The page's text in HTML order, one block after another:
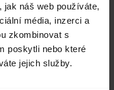
náš web používáte,
média, inzerci a
zkombinovat s
poskytli nebo které
jejich služby.
k výrobku